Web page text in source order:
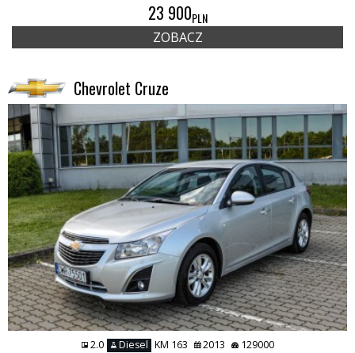
23 900PLN
ZOBACZ
Chevrolet Cruze
2.0 Diesel KM 163 2013 129000